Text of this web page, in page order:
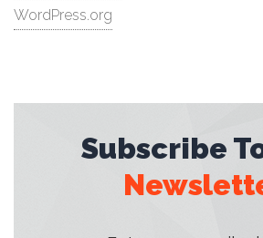
WordPress.org
Subscribe